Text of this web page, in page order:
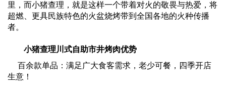
里，而小猪查理，就是这样一个带着对火的敬畏与热爱，将
超燃、更具民族特色的火盆烧烤带到全国各地的火种传播
者。
小猪查理川式自助市井烤肉优势
百余款单品：满足广大食客需求，老少可餐，四季开店
生意！